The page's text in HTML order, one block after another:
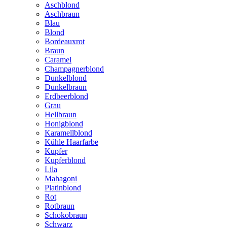
Aschblond
Aschbraun
Blau
Blond
Bordeauxrot
Braun
Caramel
Champagnerblond
Dunkelblond
Dunkelbraun
Erdbeerblond
Grau
Hellbraun
Honigblond
Karamellblond
Kühle Haarfarbe
Kupfer
Kupferblond
Lila
Mahagoni
Platinblond
Rot
Rotbraun
Schokobraun
Schwarz